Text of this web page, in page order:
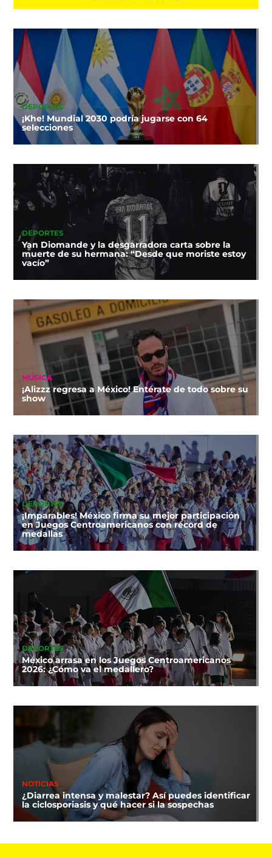
DEPORTES
¡Khe! Mundial 2030 podría jugarse con 64
selecciones
DEPORTES
Yan Diomande y la desgarradora carta sobre la
muerte de su hermana: “Desde que moriste estoy
vacío”
MÚSICA
¡Alizzz regresa a México! Entérate de todo sobre su
show
DEPORTES
¡Imparables! México firma su mejor participación
en Juegos Centroamericanos con récord de
medallas
DEPORTES
México arrasa en los Juegos Centroamericanos
2026: ¿Cómo va el medallero?
NOTICIAS
¿Diarrea intensa y malestar? Así puedes identificar
la ciclosporiasis y qué hacer si la sospechas